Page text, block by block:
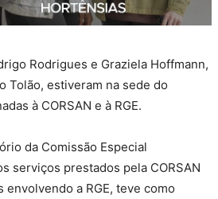
Rodrigues e Graziela Hoffmann,
Tolão, estiveram na sede do
à CORSAN e à RGE.
da Comissão Especial
serviços prestados pela CORSAN
a RGE, teve como